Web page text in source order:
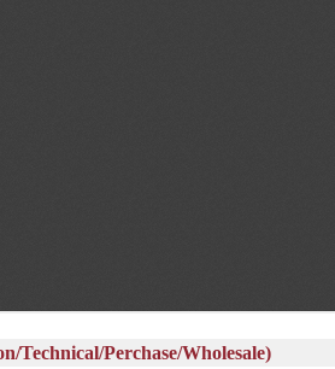
Perchase/Wholesale)